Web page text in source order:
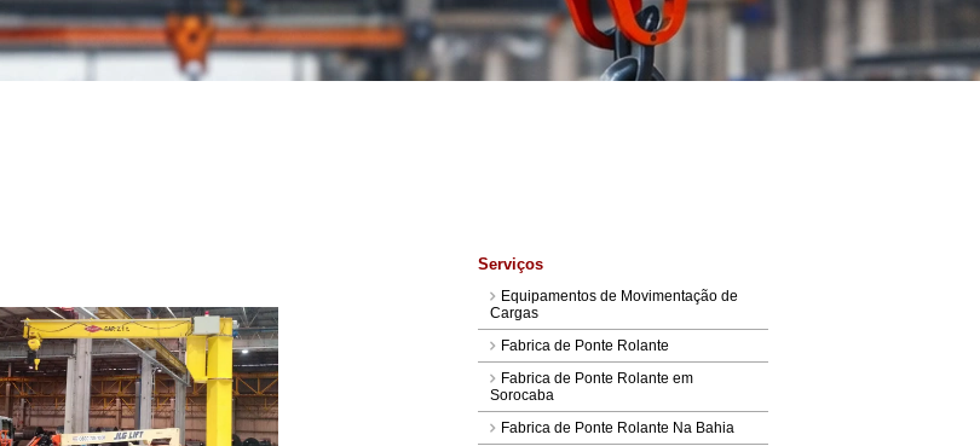
Serviços
Equipamentos de Movimentação de
Cargas
Fabrica de Ponte Rolante
Fabrica de Ponte Rolante em
Sorocaba
Fabrica de Ponte Rolante Na Bahia